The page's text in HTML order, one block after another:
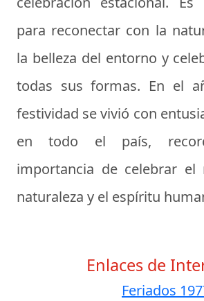
para reconectar con la
la belleza del entorno y
todas sus formas. En el
festividad se vivió con
en todo el país,
importancia de celebrar el
naturaleza y el espíritu
Enlaces de
Feriados